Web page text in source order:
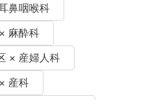
鼻咽喉科
麻酔科
× 産婦人科
産科